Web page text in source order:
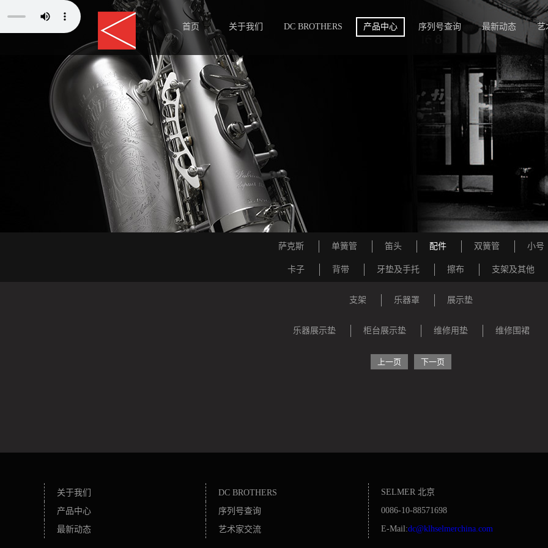
首页 关于我们 DC BROTHERS 产品中心 序列号查询 最新动态 艺
师资力量
萨克斯 单簧管 笛头 配件
卡子 背带 牙垫及手托 擦布 支架及其他
支架 乐器罩 展示垫
乐器展示垫 柜台展示垫 维修用垫 维修围裙
双簧管 小号
上一页 下一页
关于我们
DC BROTHERS
产品中心
序列号查询
最新动态
艺术家交流
SELMER 北京
0086-10-88571698
E-Mail:dc@klhselmerchina.com